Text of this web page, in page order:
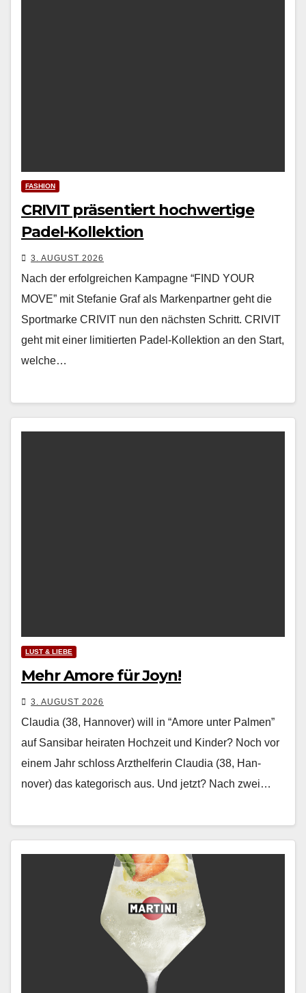
FASHION
CRIVIT präsentiert hochwertige
Padel-Kollektion
3. AUGUST 2026
Nach der erfol­gre­ichen Kam­pagne “FIND YOUR
MOVE” mit Ste­fanie Graf als Marken­part­ner geht die
Sport­marke CRIVIT nun den näch­sten Schritt. CRIVIT
geht mit ein­er lim­i­tierten Padel-Kollek­tion an den Start,
welche…
LUST & LIEBE
Mehr Amore für Joyn!
3. AUGUST 2026
Claudia (38, Hannover) will in “Amore unter Palmen”
auf Sansibar heiraten Hochzeit und Kinder? Noch vor
einem Jahr schloss Arzthelferin Clau­dia (38, Han­
nover) das kat­e­gorisch aus. Und jet­zt? Nach zwei…